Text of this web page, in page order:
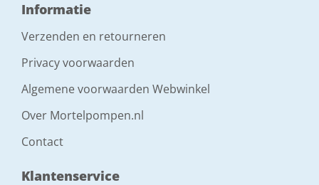
Informatie
Verzenden en retourneren
Privacy voorwaarden
Algemene voorwaarden Webwinkel
Over Mortelpompen.nl
Contact
Klantenservice